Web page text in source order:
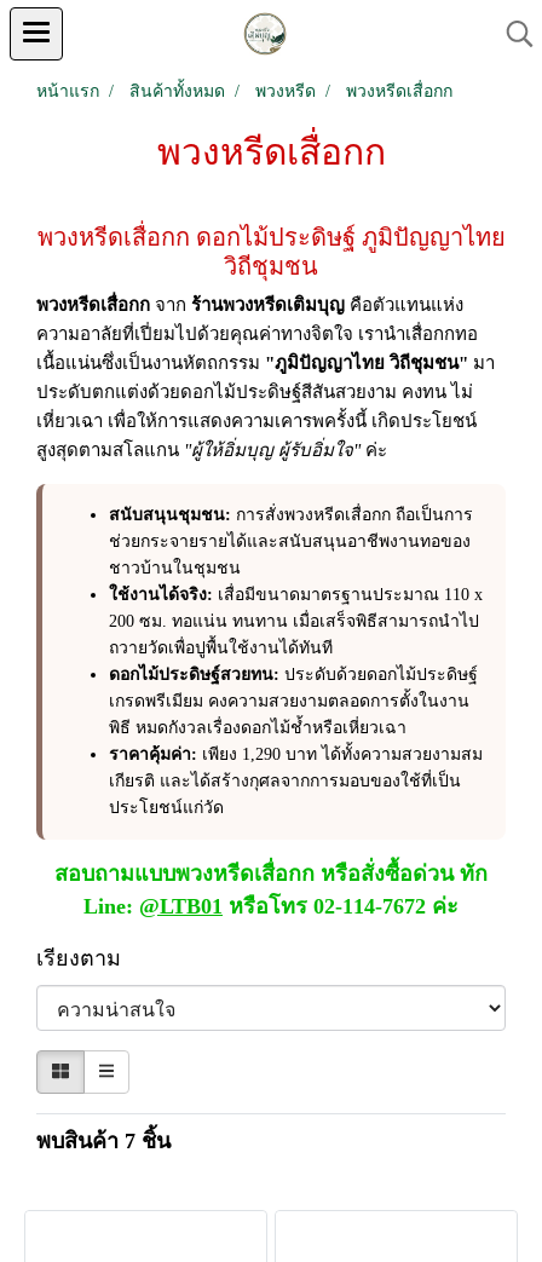
หน้าแรก สินค้าทั้งหมด พวงหรีด พวงหรีดเสื่อกก
พวงหรีดเสื่อกก
พวงหรีดเสื่อกก ดอกไม้ประดิษฐ์ ภูมิปัญญาไทย
วิถีชุมชน
พวงหรีดเสื่อกก จาก ร้านพวงหรีดเติมบุญ คือตัวแทนแห่ง
ความอาลัยที่เปี่ยมไปด้วยคุณค่าทางจิตใจ เรานำเสื่อกกทอ
เนื้อแน่นซึ่งเป็นงานหัตถกรรม "ภูมิปัญญาไทย วิถีชุมชน" มา
ประดับตกแต่งด้วยดอกไม้ประดิษฐ์สีสันสวยงาม คงทน ไม่
เหี่ยวเฉา เพื่อให้การแสดงความเคารพครั้งนี้ เกิดประโยชน์
สูงสุดตามสโลแกน "ผู้ให้อิ่มบุญ ผู้รับอิ่มใจ"ค่ะ
สนับสนุนชุมชน: การสั่งพวงหรีดเสื่อกก ถือเป็นการ
ช่วยกระจายรายได้และสนับสนุนอาชีพงานทอของ
ชาวบ้านในชุมชน
ใช้งานได้จริง: เสื่อมีขนาดมาตรฐานประมาณ 110 x
200 ซม. ทอแน่น ทนทาน เมื่อเสร็จพิธีสามารถนำไป
ถวายวัดเพื่อปูพื้นใช้งานได้ทันที
ดอกไม้ประดิษฐ์สวยทน: ประดับด้วยดอกไม้ประดิษฐ์
เกรดพรีเมียม คงความสวยงามตลอดการตั้งในงาน
พิธี หมดกังวลเรื่องดอกไม้ช้ำหรือเหี่ยวเฉา
ราคาคุ้มค่า: เพียง 1,290 บาท ได้ทั้งความสวยงามสม
เกียรติ และได้สร้างกุศลจากการมอบของใช้ที่เป็น
ประโยชน์แก่วัด
สอบถามแบบพวงหรีดเสื่อกก หรือสั่งซื้อด่วน ทัก
Line: @LTB01 หรือโทร 02-114-7672 ค่ะ
เรียงตาม
พบสินค้า 7 ชิ้น